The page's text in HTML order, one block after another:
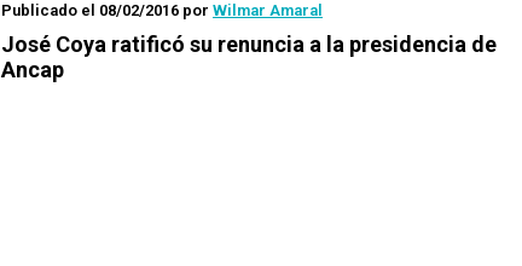
Publicado el 08/02/2016 por Wilmar Amaral
José Coya ratificó su renuncia a la presidencia de
Ancap